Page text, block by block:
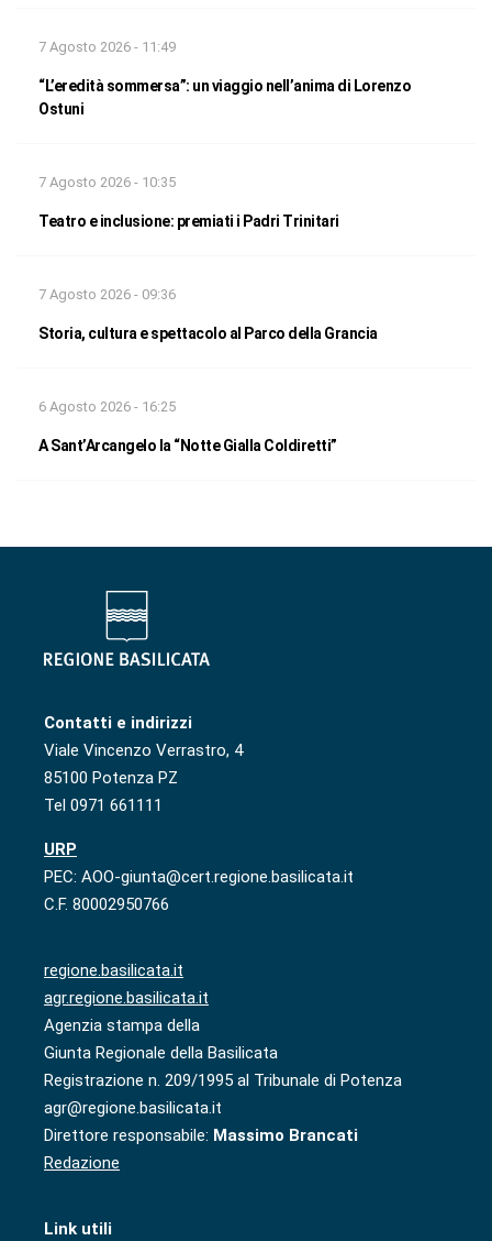
7 Agosto 2026 - 11:49
“L’eredità sommersa”: un viaggio nell’anima di Lorenzo
Ostuni
7 Agosto 2026 - 10:35
Teatro e inclusione: premiati i Padri Trinitari
7 Agosto 2026 - 09:36
Storia, cultura e spettacolo al Parco della Grancia
6 Agosto 2026 - 16:25
A Sant’Arcangelo la “Notte Gialla Coldiretti”
Contatti e indirizzi
Viale Vincenzo Verrastro, 4
85100 Potenza PZ
Tel 0971 661111
URP
PEC: AOO-giunta@cert.regione.basilicata.it
C.F. 80002950766
regione.basilicata.it
agr.regione.basilicata.it
Agenzia stampa della
Giunta Regionale della Basilicata
Registrazione n. 209/1995 al Tribunale di Potenza
agr@regione.basilicata.it
Direttore responsabile: Massimo Brancati
Redazione
Link utili